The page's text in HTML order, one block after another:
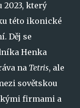
2023, který
této ikonické
Děj se
Henka
na Tetris, ale
sovětskou
firmami a